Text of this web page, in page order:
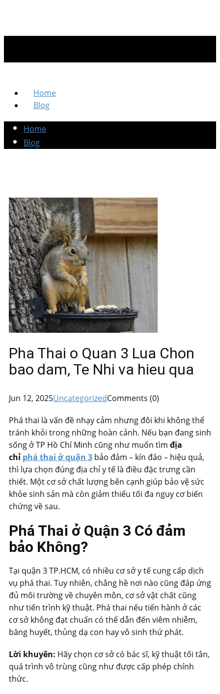
Home
Blog
Home
Blog
Pha Thai o Quan 3 Lua Chon
bao dam, Te Nhi va hieu qua
Jun 12, 2025UncategorizedComments (0)
Phá thai là vấn đề nhạy cảm nhưng đôi khi không thể
tránh khỏi trong những hoàn cảnh. Nếu bạn đang sinh
sống ở TP Hồ Chí Minh cũng như muốn tìm địa
chỉ phá thai ở quận 3 bảo đảm – kín đáo – hiệu quả,
thì lựa chọn đúng địa chỉ y tế là điều đặc trưng cần
thiết. Một cơ sở chất lượng bên cạnh giúp bảo vệ sức
khỏe sinh sản mà còn giảm thiểu tối đa nguy cơ biến
chứng về sau.
Phá Thai ở Quận 3 Có đảm
bảo Không?
Tại quận 3 TP.HCM, có nhiều cơ sở y tế cung cấp dịch
vụ phá thai. Tuy nhiên, chẳng hề nơi nào cũng đáp ứng
đủ môi trường về chuyên môn, cơ sở vật chất cũng
như tiến trình kỹ thuật. Phá thai nếu tiến hành ở các
cơ sở không đạt chuẩn có thể dẫn đến viêm nhiễm,
băng huyết, thủng dạ con hay vô sinh thứ phát.
Lời khuyên: Hãy chọn cơ sở có bác sĩ, kỹ thuật tối tân,
quá trình vô trùng cũng như được cấp phép chính
thức.